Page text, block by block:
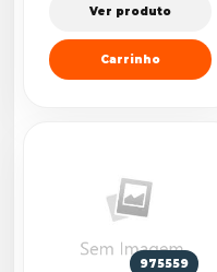
Ver produto
Carrinho
975559